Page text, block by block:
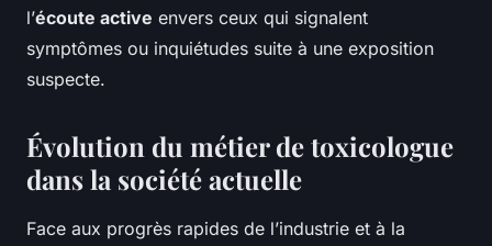
l’écoute active envers ceux qui signalent
symptômes ou inquiétudes suite à une exposition
suspecte.
Évolution du métier de toxicologue
dans la société actuelle
Face aux progrès rapides de l’industrie et à la